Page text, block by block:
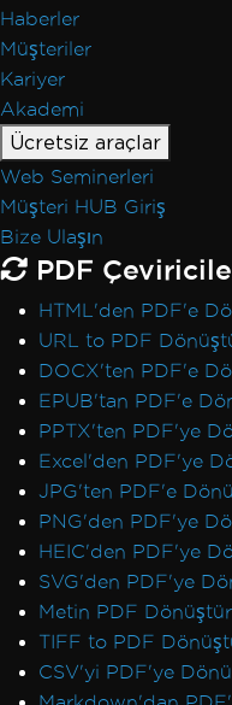
Haberler
Müşteriler
Kariyer
Akademi
Ücretsiz araçlar
Web Seminerleri
Müşteri HUB Giriş
Bize Ulaşın
PDF
HTML'den PDF'e
URL to PDF
DOCX'ten PDF'e
EPUB'tan PDF'e
PPTX'ten PDF'ye
Excel'den PDF'ye
JPG'ten PDF'e
PNG'den PDF'ye
HEIC'den PDF'ye
SVG'den PDF'ye
Metin PDF
TIFF to PDF
CSV'yi PDF'ye